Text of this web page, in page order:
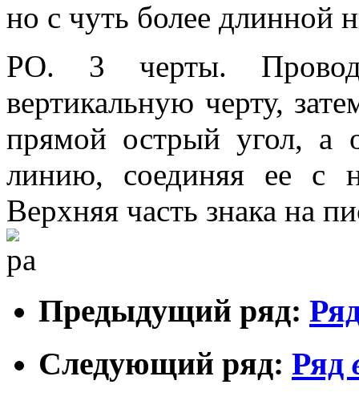
но с чуть более длинной
РО. 3 черты.
вертикальную черту,
прямой острый угол, а
линию, соединяя ее с
Верхняя часть знака на
Предыдущий ряд:
Следующий ряд: Ряд